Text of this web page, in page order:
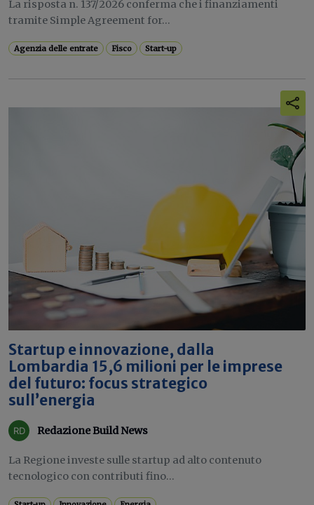
La risposta n. 137/2026 conferma che i finanziamenti
tramite Simple Agreement for...
Agenzia delle entrate Fisco Start-up
Startup e innovazione, dalla
Lombardia 15,6 milioni per le imprese
del futuro: focus strategico
sull’energia
Redazione Build News
La Regione investe sulle startup ad alto contenuto
tecnologico con contributi fino...